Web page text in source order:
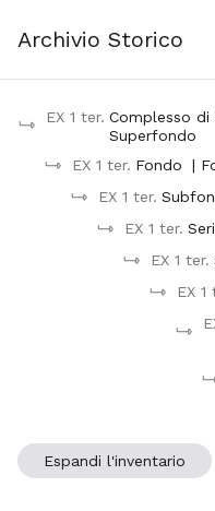
Archivio Storico
EX 1 ter. Complesso di
Superfondo
EX 1 ter. Fondo
|
EX 1 ter.
EX 1 ter.
EX 1 ter.
EX 1
Espandi l'inventario